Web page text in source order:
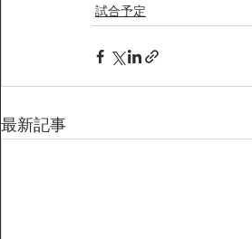
試合予定
最新記事